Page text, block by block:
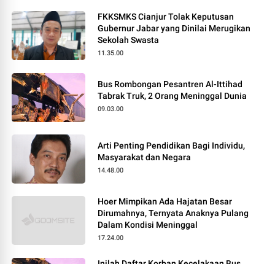
FKKSMKS Cianjur Tolak Keputusan
Gubernur Jabar yang Dinilai Merugikan
Sekolah Swasta
11.35.00
Bus Rombongan Pesantren Al-Ittihad
Tabrak Truk, 2 Orang Meninggal Dunia
09.03.00
Arti Penting Pendidikan Bagi Individu,
Masyarakat dan Negara
14.48.00
Hoer Mimpikan Ada Hajatan Besar
Dirumahnya, Ternyata Anaknya Pulang
Dalam Kondisi Meninggal
17.24.00